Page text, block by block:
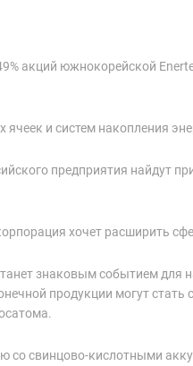
акций южнокорейской
и систем накопления
предприятия найдут
хочет расширить
знаковым событием
продукции могут
со свинцово-кислотными